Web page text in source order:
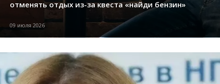
отменять отдых из-за квеста «найди бензин»
09 июля 2026